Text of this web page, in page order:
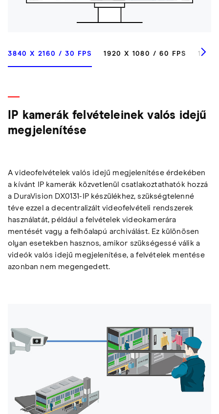
3840 X 2160 / 30 FPS 1920 X 1080 / 60 FPS 1920
IP kamerák felvételeinek valós idejű
megjelenítése
A videofelvételek valós idejű megjelenítése érdekében
a kívánt IP kamerák közvetlenül csatlakoztathatók hozzá
a DuraVision DX0131-IP készülékhez, szükségtelenné
téve ezzel a decentralizált videofelvételi rendszerek
használatát, például a felvételek videokamerára
mentését vagy a felhőalapú archiválást. Ez különösen
olyan esetekben hasznos, amikor szükségessé válik a
videók valós idejű megjelenítése, a felvételek mentése
azonban nem megengedett.